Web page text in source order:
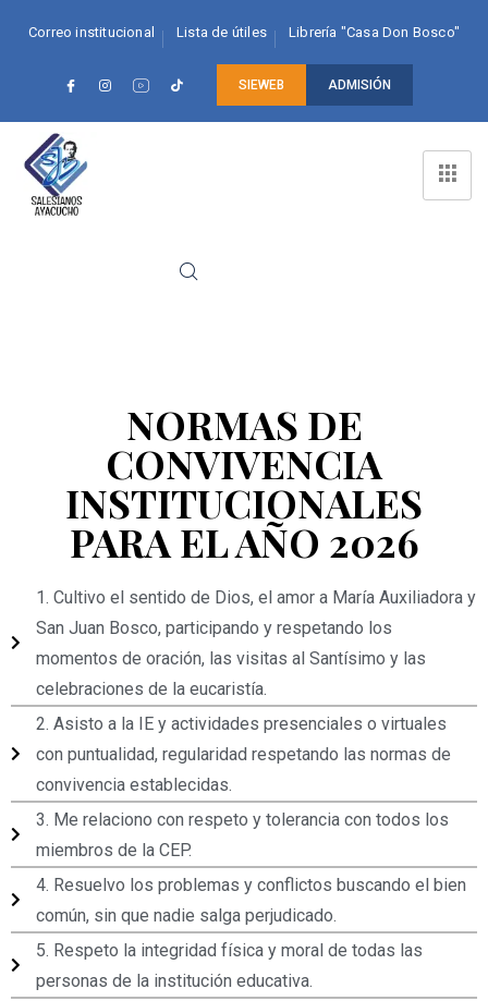
Correo institucional Lista de útiles Librería "Casa Don Bosco"
SIEWEB ADMISIÓN
NORMAS DE
CONVIVENCIA
INSTITUCIONALES
PARA EL AÑO 2026
1. Cultivo el sentido de Dios, el amor a María Auxiliadora y
San Juan Bosco, participando y respetando los
momentos de oración, las visitas al Santísimo y las
celebraciones de la eucaristía.
2. Asisto a la IE y actividades presenciales o virtuales
con puntualidad, regularidad respetando las normas de
convivencia establecidas.
3. Me relaciono con respeto y tolerancia con todos los
miembros de la CEP.
4. Resuelvo los problemas y conflictos buscando el bien
común, sin que nadie salga perjudicado.
5. Respeto la integridad física y moral de todas las
personas de la institución educativa.